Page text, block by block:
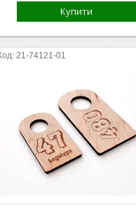
Купити
21-74121-01